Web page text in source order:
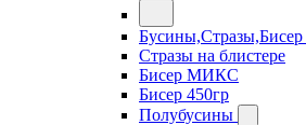
Бусины,Стразы,Бисер
Стразы на блистере
Бисер МИКС
Бисер 450гр
Полубусины